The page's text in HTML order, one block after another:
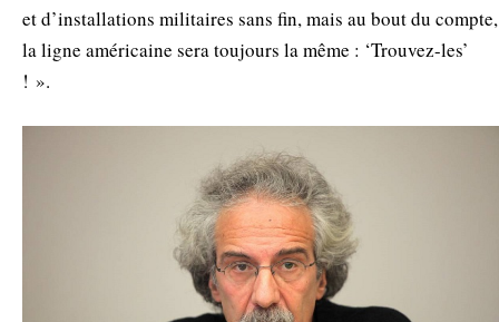
et d’installations militaires sans fin, mais au bout du compte,
la ligne américaine sera toujours la même : ‘Trouvez-les’
! ».